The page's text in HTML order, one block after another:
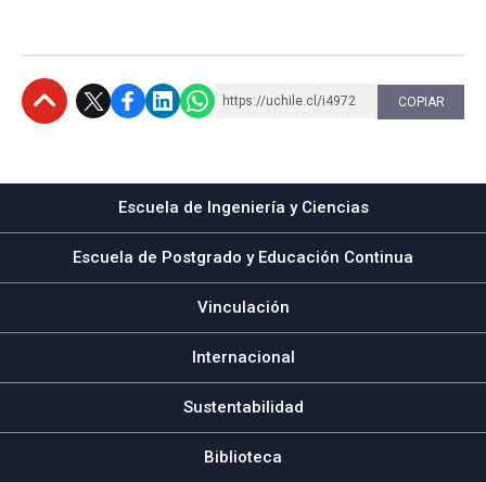
https://uchile.cl/i4972 COPIAR
Escuela de Ingeniería y Ciencias
Escuela de Postgrado y Educación Continua
Vinculación
Internacional
Sustentabilidad
Biblioteca